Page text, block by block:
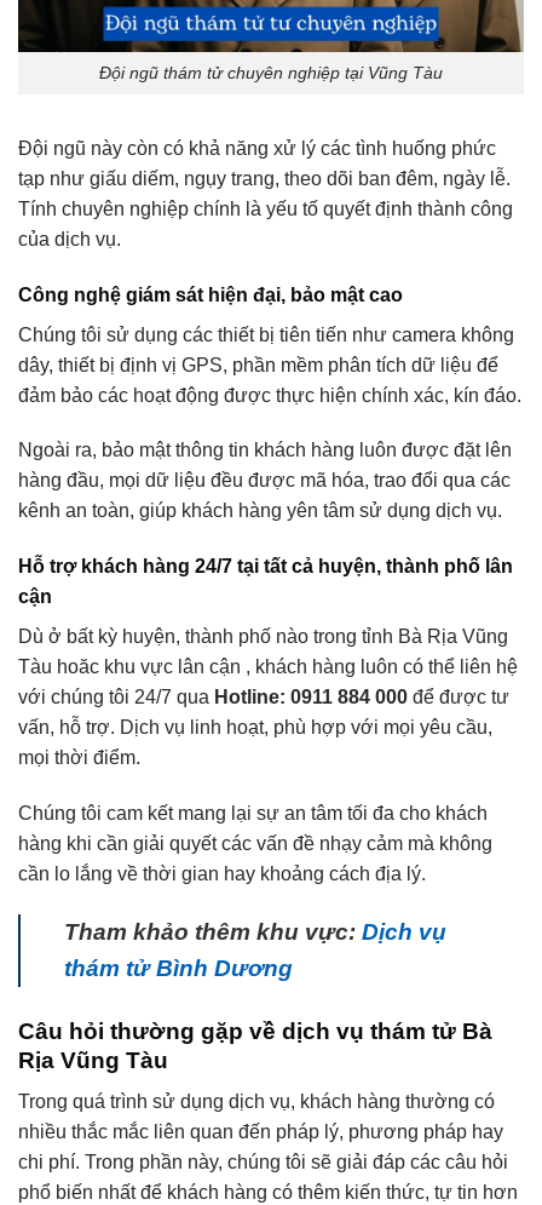
Đội ngũ thám tử chuyên nghiệp tại Vũng Tàu
Đội ngũ này còn có khả năng xử lý các tình huống phức
tạp như giấu diếm, ngụy trang, theo dõi ban đêm, ngày lễ.
Tính chuyên nghiệp chính là yếu tố quyết định thành công
của dịch vụ.
Công nghệ giám sát hiện đại, bảo mật cao
Chúng tôi sử dụng các thiết bị tiên tiến như camera không
dây, thiết bị định vị GPS, phần mềm phân tích dữ liệu để
đảm bảo các hoạt động được thực hiện chính xác, kín đáo.
Ngoài ra, bảo mật thông tin khách hàng luôn được đặt lên
hàng đầu, mọi dữ liệu đều được mã hóa, trao đổi qua các
kênh an toàn, giúp khách hàng yên tâm sử dụng dịch vụ.
Hỗ trợ khách hàng 24/7 tại tất cả huyện, thành phố lân
cận
Dù ở bất kỳ huyện, thành phố nào trong tỉnh Bà Rịa Vũng
Tàu hoăc khu vực lân cận , khách hàng luôn có thể liên hệ
với chúng tôi 24/7 qua Hotline: 0911 884 000 để được tư
vấn, hỗ trợ. Dịch vụ linh hoạt, phù hợp với mọi yêu cầu,
mọi thời điểm.
Chúng tôi cam kết mang lại sự an tâm tối đa cho khách
hàng khi cần giải quyết các vấn đề nhạy cảm mà không
cần lo lắng về thời gian hay khoảng cách địa lý.
Tham khảo thêm khu vực: Dịch vụ
thám tử Bình Dương
Câu hỏi thường gặp về dịch vụ thám tử Bà
Rịa Vũng Tàu
Trong quá trình sử dụng dịch vụ, khách hàng thường có
nhiều thắc mắc liên quan đến pháp lý, phương pháp hay
chi phí. Trong phần này, chúng tôi sẽ giải đáp các câu hỏi
phổ biến nhất để khách hàng có thêm kiến thức, tự tin hơn